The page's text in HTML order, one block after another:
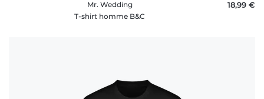
Mr. Wedding
T-shirt homme B&C
18,99 €